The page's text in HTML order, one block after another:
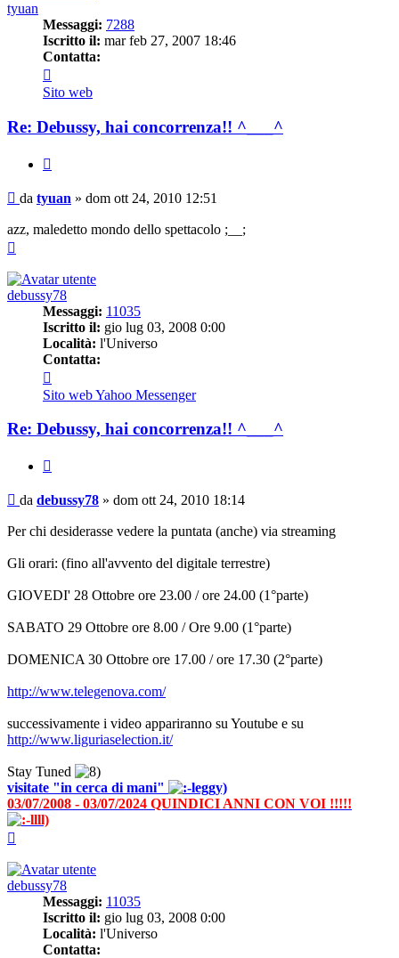
tyuan
Messaggi: 7288
Iscritto il: mar feb 27, 2007 18:46
Contatta:
tyuan
Sito web
Re: Debussy, hai concorrenza!! ^___^
Messaggio
da tyuan » dom ott 24, 2010 12:51
azz, maledetto mondo dello spettacolo ;__;
debussy78
Messaggi: 11035
Iscritto il: gio lug 03, 2008 0:00
Località: l'Universo
Contatta:
debussy78
Sito webYahoo Messenger
Re: Debussy, hai concorrenza!! ^___^
Messaggio
da debussy78 » dom ott 24, 2010 18:14
Per chi desiderasse vedere la puntata (anche) via streaming
Gli orari: (fino all'avvento del digitale terrestre)
GIOVEDI' 28 Ottobre ore 23.00 / ore 24.00 (1°parte)
SABATO 29 Ottobre ore 8.00 / Ore 9.00 (1°parte)
DOMENICA 30 Ottobre ore 17.00 / ore 17.30 (2°parte)
http://www.telegenova.com/
successivamente i video appariranno su Youtube e su
http://www.liguriaselection.it/
Stay Tuned
visitate "in cerca di mani"
03/07/2008 - 03/07/2024 QUINDICI ANNI CON VOI !!!!!
debussy78
Messaggi: 11035
Iscritto il: gio lug 03, 2008 0:00
Località: l'Universo
Contatta: